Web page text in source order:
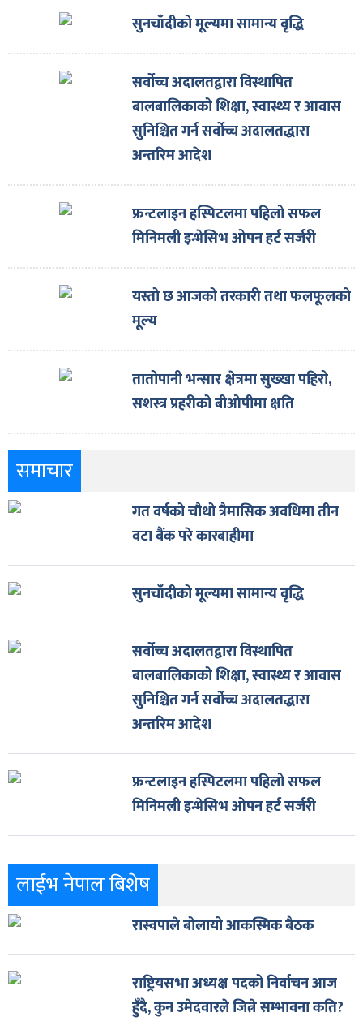
सुनचाँदीको मूल्यमा सामान्य वृद्धि
सर्वोच्च अदालतद्वारा विस्थापित
बालबालिकाको शिक्षा, स्वास्थ्य र आवास
सुनिश्चित गर्न सर्वोच्च अदालतद्धारा
अन्तरिम आदेश
फ्रन्टलाइन हस्पिटलमा पहिलो सफल
मिनिमली इन्भेसिभ ओपन हर्ट सर्जरी
यस्तो छ आजको तरकारी तथा फलफूलको
मूल्य
तातोपानी भन्सार क्षेत्रमा सुख्खा पहिरो,
सशस्त्र प्रहरीको बीओपीमा क्षति
समाचार
गत वर्षको चौथो त्रैमासिक अवधिमा तीन
वटा बैंक परे कारबाहीमा
सुनचाँदीको मूल्यमा सामान्य वृद्धि
सर्वोच्च अदालतद्वारा विस्थापित
बालबालिकाको शिक्षा, स्वास्थ्य र आवास
सुनिश्चित गर्न सर्वोच्च अदालतद्धारा
अन्तरिम आदेश
फ्रन्टलाइन हस्पिटलमा पहिलो सफल
मिनिमली इन्भेसिभ ओपन हर्ट सर्जरी
लाईभ नेपाल बिशेष
रास्वपाले बोलायो आकस्मिक बैठक
राष्ट्रियसभा अध्यक्ष पदको निर्वाचन आज
हुँदै, कुन उमेदवारले जित्ने सम्भावना कति?